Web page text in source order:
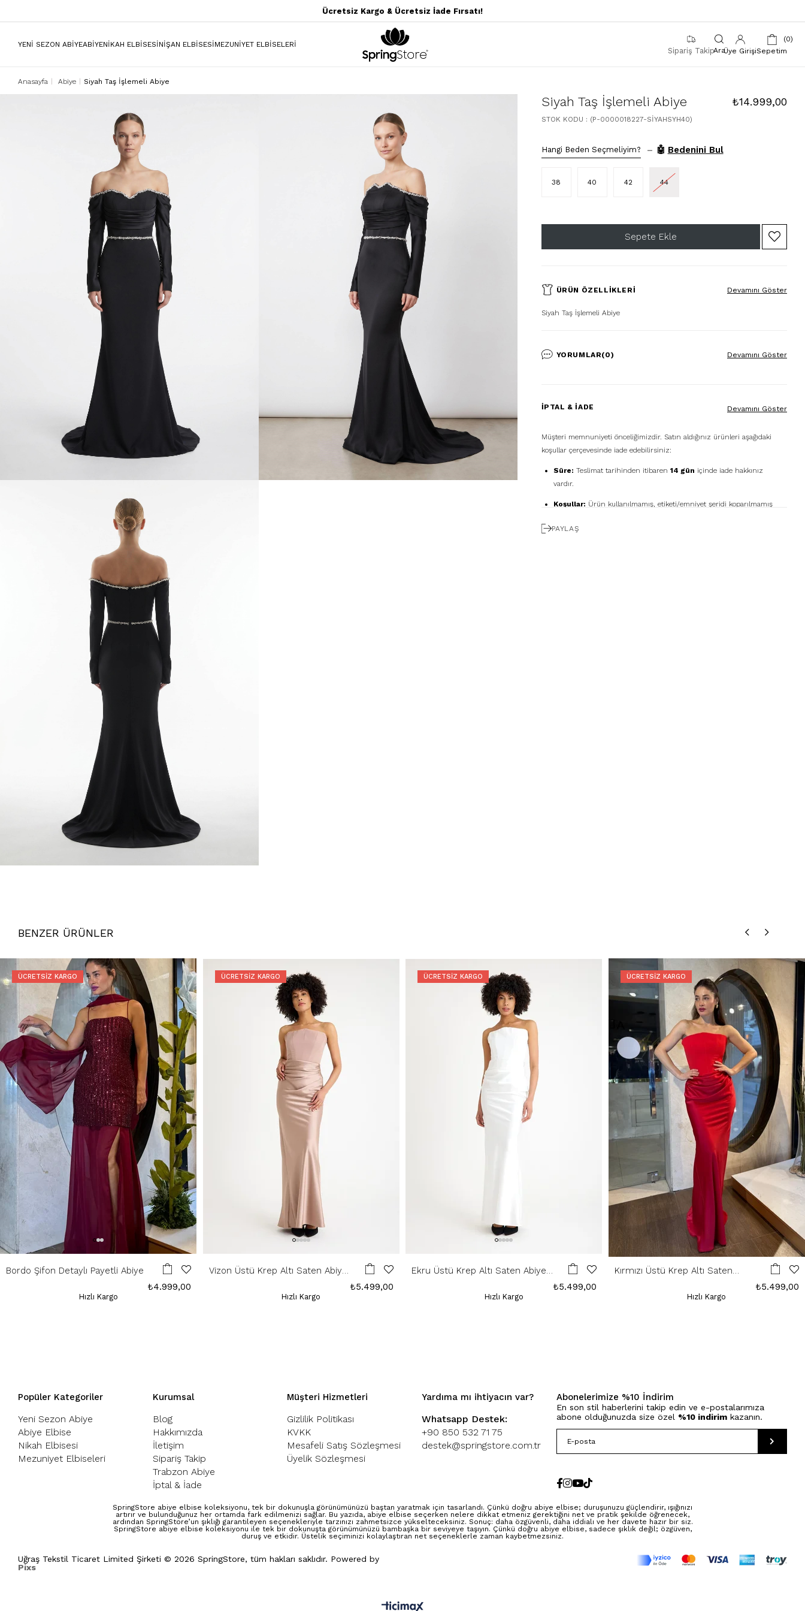
Ücretsiz Kargo & Ücretsiz İade Fırsatı!
YENİ SEZON ABİYEABİYENİKAH ELBİSESİNİŞAN ELBİSESİMEZUNİYET ELBİSELERİ
Sipariş Takip Üye GirişiSepetim
0
Anasayfa Abiye Siyah Taş İşlemeli Abiye
Siyah Taş İşlemeli Abiye ₺14.999,00
STOK KODU (P-0000018227-SİYAHSYH40)
Hangi Beden Seçmeliyim? – 🤖 Bedenini Bul
38 40 42 44
ÜRÜN ÖZELLIKLERI
Siyah Taş İşlemeli Abiye
Devamını Göster
YORUMLAR(0) Devamını Göster
İPTAL & İADE
Müşteri memnuniyeti önceliğimizdir. Satın aldığınız ürünleri aşağıdaki
koşullar çerçevesinde iade edebilirsiniz:
Süre: Teslimat tarihinden itibaren 14 gün içinde iade hakkınız
vardır.
Koşullar: Ürün kullanılmamış, etiketi/emniyet şeridi koparılmamış
Devamını Göster
PAYLAŞ
BENZER ÜRÜNLER
Bordo Şifon Detaylı Payetli Abiye
₺4.999,00
Hızlı Kargo
ÜCRETSIZ KARGO
Vizon Üstü Krep Altı Saten Abiye
₺5.499,00
Hızlı Kargo
ÜCRETSIZ KARGO
Ekru Üstü Krep Altı Saten Abiye
₺5.499,00
Hızlı Kargo
ÜCRETSIZ KARGO
Kırmızı Üstü Krep Altı Saten
₺5.499,00
Hızlı Kargo
ÜCRETSIZ KARGO
Popüler Kategoriler
Yeni Sezon Abiye
Abiye Elbise
Nikah Elbisesi
Mezuniyet Elbiseleri
Kurumsal
Blog
Hakkımızda
İletişim
Sipariş Takip
Trabzon Abiye
İptal & İade
Müşteri Hizmetleri
Gizlilik Politikası
KVKK
Mesafeli Satış Sözleşmesi
Üyelik Sözleşmesi
Yardıma mı ihtiyacın var?
Whatsapp Destek:
+90 850 532 71 75
destek@springstore.com.tr
Abonelerimize %10 İndirim
En son stil haberlerini takip edin ve e-postalarımıza
abone olduğunuzda size özel %10 indirimkazanın.
SpringStore abiye elbise koleksiyonu, tek bir dokunuşla görünümünüzü baştan yaratmak için tasarlandı. Çünkü doğru abiye elbise; duruşunuzu güçlendirir, ışığınızı
artırır ve bulunduğunuz her ortamda fark edilmenizi sağlar. Bu yazıda, abiye elbise seçerken nelere dikkat etmeniz gerektiğini net ve pratik şekilde öğrenecek,
ardından SpringStore’un şıklığı garantileyen seçenekleriyle tarzınızı zahmetsizce yükselteceksiniz. Sonuç: daha özgüvenli, daha iddialı ve her davete hazır bir siz.
SpringStore abiye elbise koleksiyonu ile tek bir dokunuşta görünümünüzü bambaşka bir seviyeye taşıyın. Çünkü doğru abiye elbise, sadece şıklık değil; özgüven,
duruş ve etkidir. Üstelik seçiminizi kolaylaştıran net seçeneklerle zaman kaybetmezsiniz.
Uğraş Tekstil Ticaret Limited Şirketi © 2026 SpringStore, tüm hakları saklıdır. Powered by
Pixs